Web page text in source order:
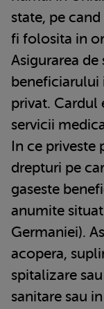
state, pe
fi folosita in
Asigurarea
beneficiarului
privat. Cardul
servicii
In ce priveste
drepturi pe
gaseste
anumite
Germaniei).
acopera,
spitalizare
sanitare sau